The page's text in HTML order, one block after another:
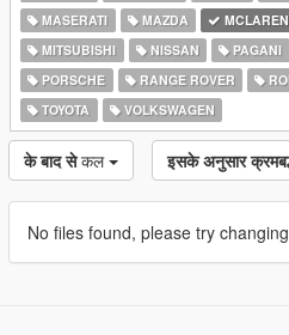
MASERATI
MAZDA MCLAREN
MITSUBISHI
NISSAN PAGANI
PORSCHE
RANGE ROVER
TOYOTA
VOLKSWAGEN
के बाद से कल इसके अनुसार
No files found, please try